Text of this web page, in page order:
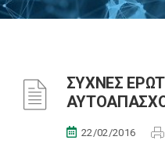
ΣΥΧΝΕΣ
22/02/2016